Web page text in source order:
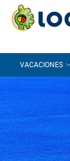
CONTACTO
VACACIONES